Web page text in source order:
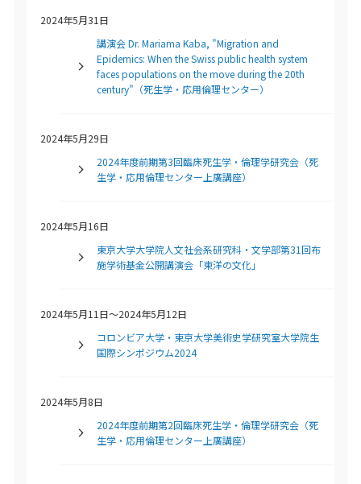
2024年5月31日
講演会 Dr. Mariama Kaba, "Migration and
Epidemics: When the Swiss public health system
faces populations on the move during the 20th
century"（死生学・応用倫理センター）
2024年5月29日
2024年度前期第3回臨床死生学・倫理学研究会（死
生学・応用倫理センター上廣講座）
2024年5月16日
東京大学大学院人文社会系研究科・文学部第31回布
施学術基金公開講演会「東洋の文化」
2024年5月11日～2024年5月12日
コロンビア大学・東京大学美術史学研究室大学院生
国際シンポジウム2024
2024年5月8日
2024年度前期第2回臨床死生学・倫理学研究会（死
生学・応用倫理センター上廣講座）